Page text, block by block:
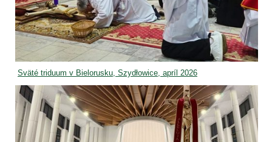
Sväté triduum v Bielorusku, Szydłowice, apríl 2026